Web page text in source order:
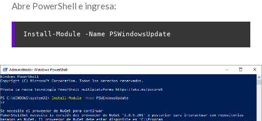
Abre PowerShell e ingresa:
Install-Module -Name PSWindowsUpdate